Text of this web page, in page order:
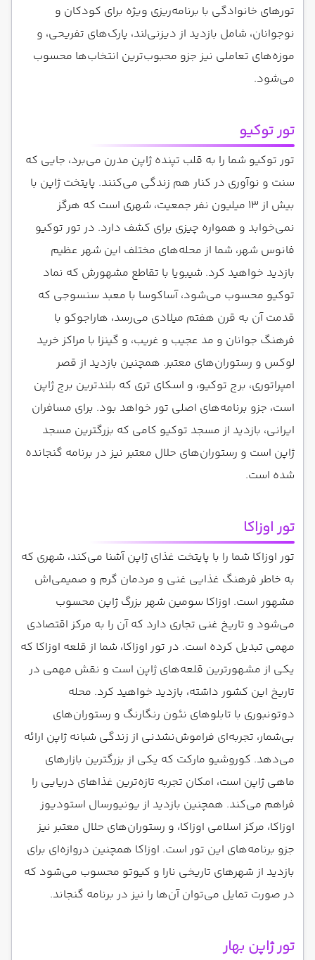
تورهای خانوادگی با برنامه‌ریزی ویژه برای کودکان و
نوجوانان، شامل بازدید از دیزنی‌لند، پارک‌های تفریحی، و
موزه‌های تعاملی نیز جزو محبوب‌ترین انتخاب‌ها محسوب
می‌شود.
تور توکیو
تور توکیو شما را به قلب تپنده ژاپن مدرن می‌برد، جایی که
سنت و نوآوری در کنار هم زندگی می‌کنند. پایتخت ژاپن با
بیش از ۱۳ میلیون نفر جمعیت، شهری است که هرگز
نمی‌خوابد و همواره چیزی برای کشف دارد. در تور توکیو
فانوس شهر، شما از محله‌های مختلف این شهر عظیم
بازدید خواهید کرد. شیبویا با تقاطع مشهورش که نماد
توکیو محسوب می‌شود، آساکوسا با معبد سنسوجی که
قدمت آن به قرن هفتم میلادی می‌رسد، هاراجوکو با
فرهنگ جوانان و مد عجیب و غریب، و گینزا با مراکز خرید
لوکس و رستوران‌های معتبر. همچنین بازدید از قصر
امپراتوری، برج توکیو، و اسکای تری که بلندترین برج ژاپن
است، جزو برنامه‌های اصلی تور خواهد بود. برای مسافران
ایرانی، بازدید از مسجد توکیو کامی که بزرگترین مسجد
ژاپن است و رستوران‌های حلال معتبر نیز در برنامه گنجانده
شده است.
تور اوزاکا
تور اوزاکا شما را با پایتخت غذای ژاپن آشنا می‌کند، شهری که
به خاطر فرهنگ غذایی غنی و مردمان گرم و صمیمی‌اش
مشهور است. اوزاکا سومین شهر بزرگ ژاپن محسوب
می‌شود و تاریخ غنی تجاری دارد که آن را به مرکز اقتصادی
مهمی تبدیل کرده است. در تور اوزاکا، شما از قلعه اوزاکا که
یکی از مشهورترین قلعه‌های ژاپن است و نقش مهمی در
تاریخ این کشور داشته، بازدید خواهید کرد. محله
دوتونبوری با تابلوهای نئون رنگارنگ و رستوران‌های
بی‌شمار، تجربه‌ای فراموش‌نشدنی از زندگی شبانه ژاپن ارائه
می‌دهد. کوروشیو مارکت که یکی از بزرگترین بازارهای
ماهی ژاپن است، امکان تجربه تازه‌ترین غذاهای دریایی را
فراهم می‌کند. همچنین بازدید از یونیورسال استودیوز
اوزاکا، مرکز اسلامی اوزاکا، و رستوران‌های حلال معتبر نیز
جزو برنامه‌های این تور است. اوزاکا همچنین دروازه‌ای برای
بازدید از شهرهای تاریخی نارا و کیوتو محسوب می‌شود که
در صورت تمایل می‌توان آن‌ها را نیز در برنامه گنجاند.
تور ژاپن بهار